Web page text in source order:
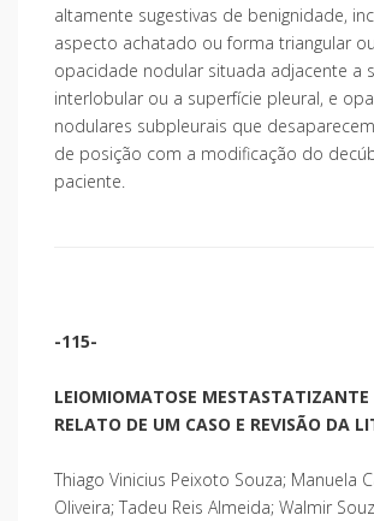
altamente sugestivas de benignidade,
aspecto achatado ou forma triangular
opacidade nodular situada adjacente a
interlobular ou a superfície pleural, e
nodulares subpleurais que
de posição com a modificação do
paciente.
-115-
LEIOMIOMATOSE MESTASTATIZANTE
RELATO DE UM CASO E REVISÃO DA
Thiago Vinicius Peixoto Souza; Manuela
Oliveira; Tadeu Reis Almeida; Walmir